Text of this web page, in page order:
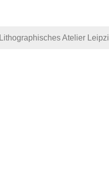
Lithographisches Atelier